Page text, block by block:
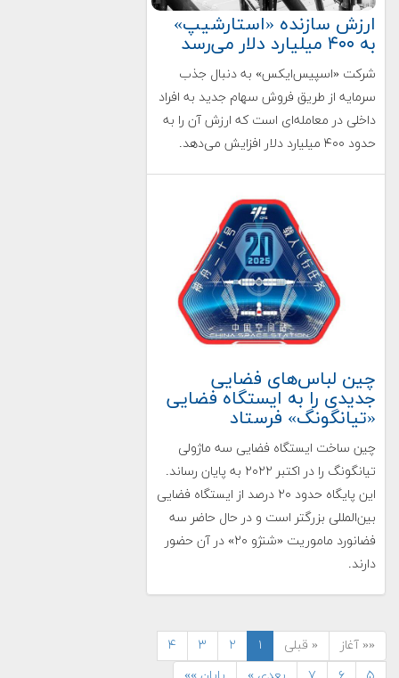
ارزش سازنده «استارشیپ»
به ۴۰۰ میلیارد دلار می‌رسد
شرکت «اسپیس‌ایکس» به دنبال جذب
سرمایه از طریق فروش سهام جدید به افراد
داخلی در معامله‌ای است که ارزش آن را به
حدود ۴۰۰ میلیارد دلار افزایش می‌دهد.
چین لباس‌های فضایی
جدیدی را به ایستگاه فضایی
«تیانگونگ» فرستاد
چین ساخت ایستگاه فضایی سه ماژولی
تیانگونگ را در اکتبر ۲۰۲۲ به پایان رساند.
این پایگاه حدود ۲۰ درصد از ایستگاه فضایی
بین‌المللی بزرگتر است و در حال حاضر سه
فضانورد ماموریت «شنژو ۲۰» در آن حضور
دارند.
«« آغاز « قبلی ۱ ۲ ۳
۴